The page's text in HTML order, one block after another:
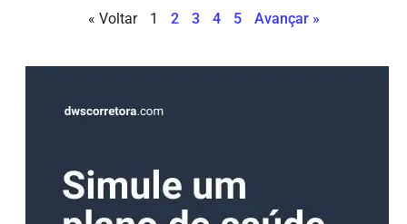
« Voltar 1 2 3 4 5 Avançar »